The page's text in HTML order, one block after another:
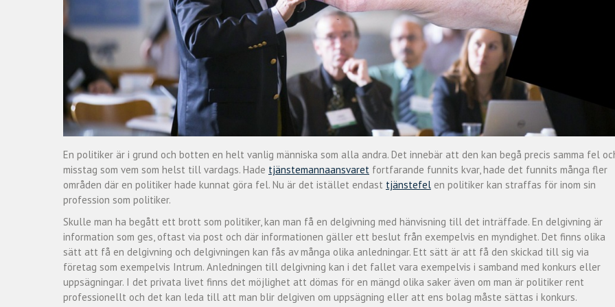
En politiker är i grund och botten en helt vanlig människa som alla andra. Det innebär att den kan begå precis samma fel
misstag som vem som helst till vardags. Hade tjänstemannaansvaret fortfarande funnits kvar, hade det funnits många fler
områden där en politiker hade kunnat göra fel. Nu är det istället endast tjänstefel en politiker kan straffas för inom sin
profession som politiker.
Skulle man ha begått ett brott som politiker, kan man få en delgivning med hänvisning till det inträffade. En delgivning är
information som ges, oftast via post och där informationen gäller ett beslut från exempelvis en myndighet. Det finns olika
sätt att få en delgivning och delgivningen kan fås av många olika anledningar. Ett sätt är att få den skickad till sig via
företag som exempelvis Intrum. Anledningen till delgivning kan i det fallet vara exempelvis i samband med konkurs eller
uppsägningar. I det privata livet finns det möjlighet att dömas för en mängd olika saker även om man är politiker rent
professionellt och det kan leda till att man blir delgiven om uppsägning eller att ens bolag måste sättas i konkurs.